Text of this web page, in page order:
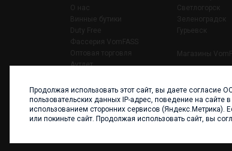
О нас
Винные бутики
Duty Free
Фассерия VomFASS
Оптовая торговля
Аутлет
Карьера
Контакты
Светлогорск
Зеленоградск
Гурьевск
Магазины
Продолжая использовать этот сайт, вы даете
пользовательских данных IP-адрес, поведение на сайте
использованием сторонних сервисов (Яндекс.Метрика).
или покиньте сайт. Продолжая использовать сайт, вы